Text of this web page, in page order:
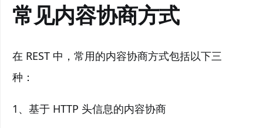
常见内容协商方式
在 REST 中，常用的内容协商方式包括以下三
种：
1、基于 HTTP 头信息的内容协商